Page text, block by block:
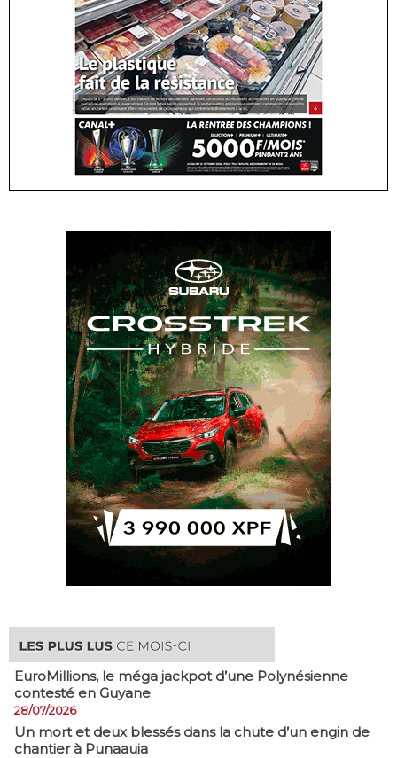
EuroMillions, ​le méga jackpot d’une Polynésienne
contesté en Guyane
28/07/2026
​Un mort et deux blessés dans la chute d’un engin de
chantier à Punaauia